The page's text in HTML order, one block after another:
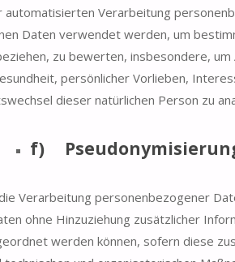
Verarbeitung
Daten verwendet werden, um
zu bewerten, insbesondere,
persönlicher Vorlieben,
dieser natürlichen Person zu
f)
Verarbeitung personenbezogener
ohne Hinzuziehung zusätzlicher
werden können, sofern diese